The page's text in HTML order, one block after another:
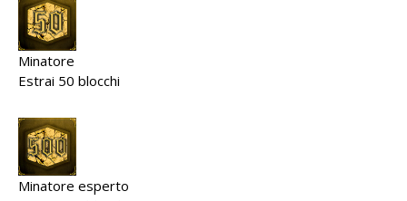
Minatore
Estrai 50 blocchi
Minatore esperto